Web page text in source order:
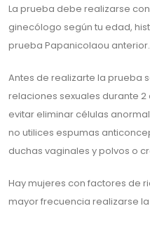
La prueba debe realizarse
ginecólogo según tu edad,
prueba Papanicolaou anterior.
Antes de realizarte la prueba
relaciones sexuales durante
evitar eliminar células
no utilices espumas
duchas vaginales y polvos o
Hay mujeres con factores de
mayor frecuencia realizarse